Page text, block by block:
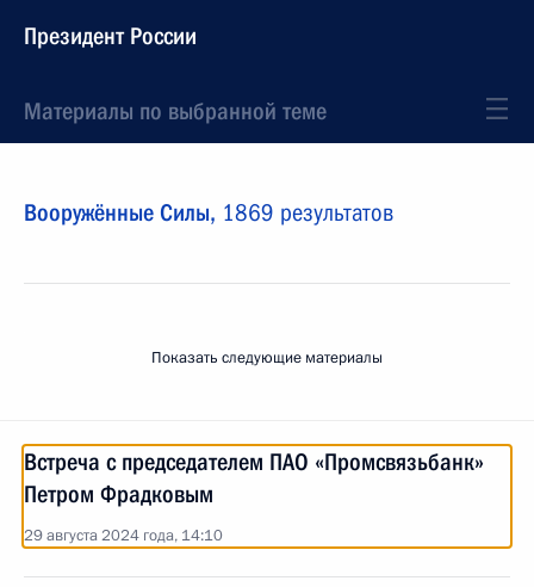
Президент России
Материалы по выбранной теме
Вооружённые Силы, 1869 результатов
Показать следующие материалы
Встреча с председателем ПАО «Промсвязьбанк»
Петром Фрадковым
29 августа 2024 года, 14:10